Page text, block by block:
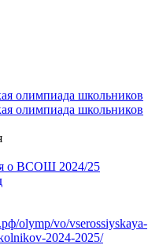
олимпиада школьников
олимпиада школьников
о ВСОШ 2024/25
olymp/vo/vserossiyskaya-
2024-2025/